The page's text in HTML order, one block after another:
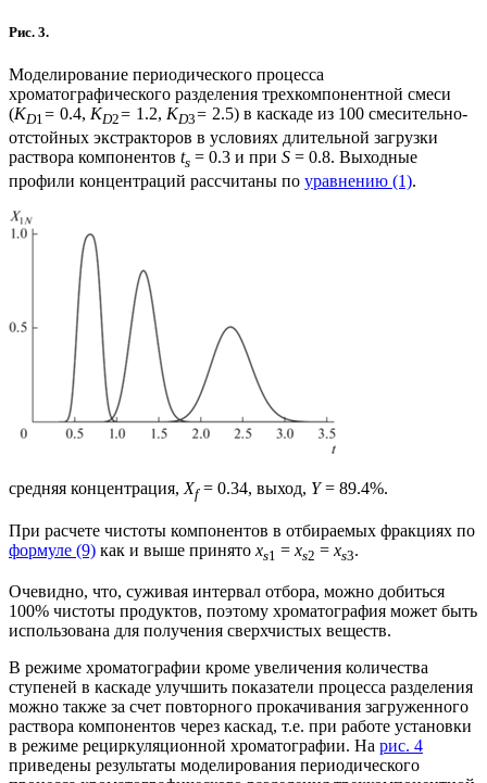
Рис. 3.
Моделирование периодического процесса
хроматографического разделения трехкомпонентной смеси
(KD1= 0.4, KD2= 1.2, KD3= 2.5) в каскаде из 100 смесительно-
отстойных экстракторов в условиях длительной загрузки
раствора компонентов ts = 0.3 и при S = 0.8. Выходные
профили концентраций рассчитаны по уравнению (1).
средняя концентрация,Xf= 0.34, выход, Y= 89.4%.
При расчете чистоты компонентов в отбираемых фракциях по
формуле (9) как и выше принято xs1 = xs2 = xs3.
Очевидно, что, суживая интервал отбора, можно добиться
100% чистоты продуктов, поэтому хроматография может быть
использована для получения сверхчистых веществ.
В режиме хроматографии кроме увеличения количества
ступеней в каскаде улучшить показатели процесса разделения
можно также за счет повторного прокачивания загруженного
раствора компонентов через каскад, т.е. при работе установки
в режиме рециркуляционной хроматографии. На рис. 4
приведены результаты моделирования периодического